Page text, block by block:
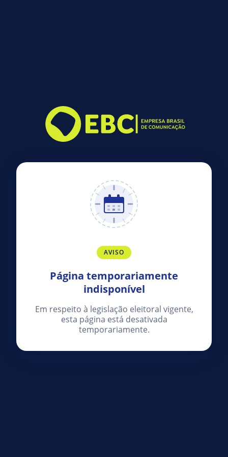
AVISO
Página temporariamente
indisponível
Em respeito à legislação eleitoral vigente,
esta página está desativada
temporariamente.